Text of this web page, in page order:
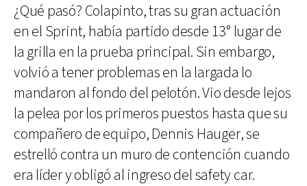
¿Qué pasó? Colapinto, tras su gran actuación
en el Sprint, había partido desde 13° lugar de
la grilla en la prueba principal. Sin embargo,
volvió a tener problemas en la largada lo
mandaron al fondo del pelotón. Vio desde lejos
la pelea por los primeros puestos hasta que su
compañero de equipo, Dennis Hauger, se
estrelló contra un muro de contención cuando
era líder y obligó al ingreso del safety car.